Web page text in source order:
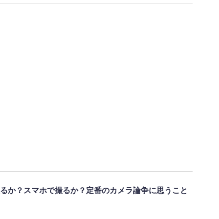
か？スマホで撮るか？定番のカメラ論争に思うこと